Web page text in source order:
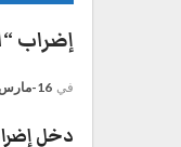
إضراب
في 16-مارس- 2026
دخل